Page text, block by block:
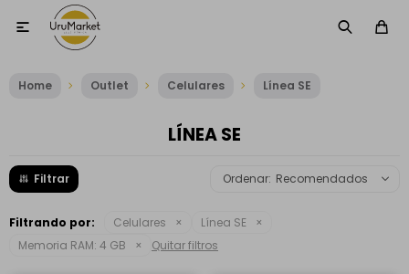

Home Outlet Celulares Línea SE
LÍNEA SE
Recomendados
Filtrando por: Celulares
Línea SE
Memoria RAM: 4 GB Quitar filtros